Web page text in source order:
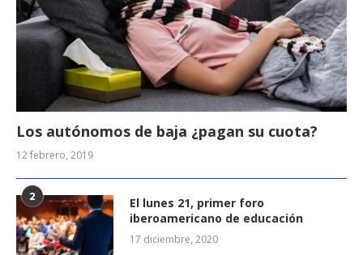
Los autónomos de baja ¿pagan su cuota?
12 febrero, 2019
2
El lunes 21, primer foro
iberoamericano de educación
17 diciembre, 2020